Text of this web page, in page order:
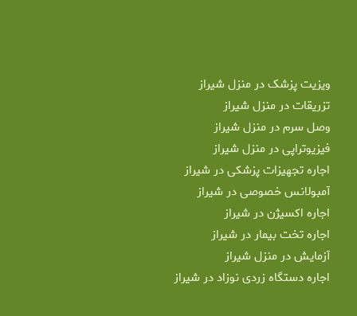
ویزیت پزشک در منزل شیراز
تزریقات در منزل شیراز
وصل سرم در منزل شیراز
فیزیوتراپی در منزل شیراز
اجاره تجهیزات پزشکی در شیراز
آمبولانس خصوصی در شیراز
اجاره اکسیژن در شیراز
اجاره تخت بیمار در شیراز
آزمایش در منزل شیراز
اجاره دستگاه زردی نوزاد در شیراز